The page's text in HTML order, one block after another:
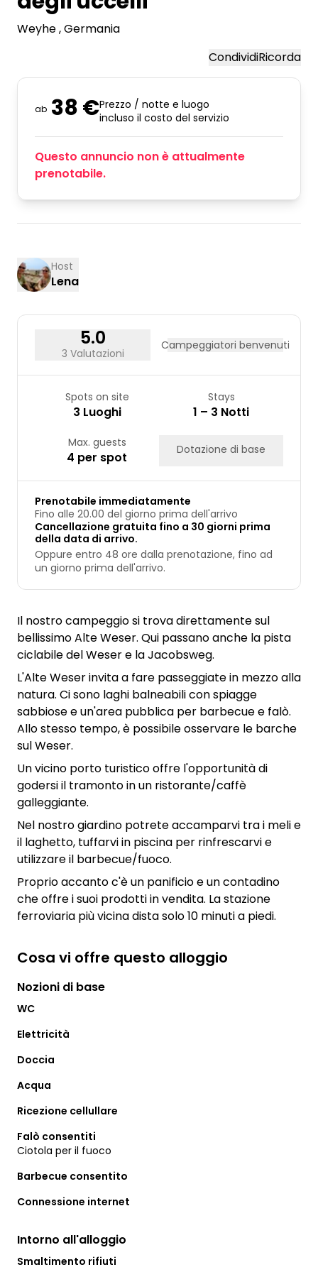
Weyhe, Germania
CondividiRicorda
ab 38 €Prezzo / notte e luogo
incluso il costo del servizio
Questo annuncio non è attualmente
prenotabile.
Host
Lena
5.0
3 Valutazioni
Campeggiatori benvenuti
Spots on site
3 Luoghi
Stays
1 – 3 Notti
Max. guests
4 per spot Dotazione di base
Prenotabile immediatamente
Fino alle 20.00 del giorno prima dell'arrivo
Cancellazione gratuita fino a 30 giorni prima
della data di arrivo.
Oppure entro 48 ore dalla prenotazione, fino ad
un giorno prima dell'arrivo.
Il nostro campeggio si trova direttamente sul
bellissimo Alte Weser. Qui passano anche la pista
ciclabile del Weser e la Jacobsweg.
L'Alte Weser invita a fare passeggiate in mezzo alla
natura. Ci sono laghi balneabili con spiagge
sabbiose e un'area pubblica per barbecue e falò.
Allo stesso tempo, è possibile osservare le barche
sul Weser.
Un vicino porto turistico offre l'opportunità di
godersi il tramonto in un ristorante/caffè
galleggiante.
Nel nostro giardino potrete accamparvi tra i meli e
il laghetto, tuffarvi in piscina per rinfrescarvi e
utilizzare il barbecue/fuoco.
Proprio accanto c'è un panificio e un contadino
che offre i suoi prodotti in vendita. La stazione
ferroviaria più vicina dista solo 10 minuti a piedi.
Cosa vi offre questo alloggio
Nozioni di base
WC
Elettricità
Doccia
Acqua
Ricezione cellullare
Falò consentiti
Ciotola per il fuoco
Barbecue consentito
Connessione internet
Intorno all'alloggio
Smaltimento rifiuti